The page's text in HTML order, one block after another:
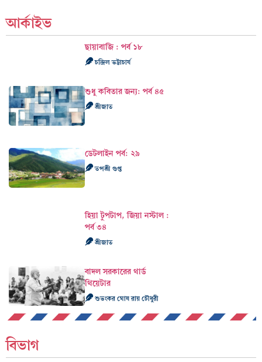
আর্কাইভ
ছায়াবাজি : পর্ব ১৮
চন্দ্রিল ভট্টাচার্য
শুধু কবিতার জন্য: পর্ব ৪৫
শ্রীজাত
ডেটলাইন পর্ব: ২৯
তপশ্রী গুপ্ত
হিয়া টুপটাপ, জিয়া নস্টাল :
পর্ব ৩৪
শ্রীজাত
বাদল সরকারের থার্ড
থিয়েটার
শুভংকর ঘোষ রায় চৌধুরী
বিভাগ